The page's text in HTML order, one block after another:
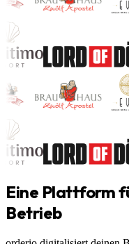
Eine Plattform
Betrieb